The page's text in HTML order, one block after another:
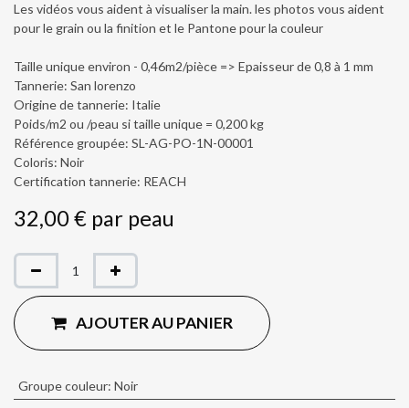
Les vidéos vous aident à visualiser la main. les photos vous aident
pour le grain ou la finition et le Pantone pour la couleur
Taille unique environ - 0,46m2/pièce => Epaisseur de 0,8 à 1 mm
Tannerie: San lorenzo
Origine de tannerie: Italie
Poids/m2 ou /peau si taille unique = 0,200 kg
Référence groupée: SL-AG-PO-1N-00001
Coloris: Noir
Certification tannerie: REACH
32,00€ par peau
AJOUTER AU PANIER
Groupe couleur: Noir